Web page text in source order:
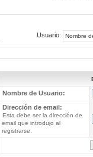
Usuario:
Nombre de Usuario:
Dirección de email:
Esta debe ser la dirección de
email que introdujo al
registrarse.